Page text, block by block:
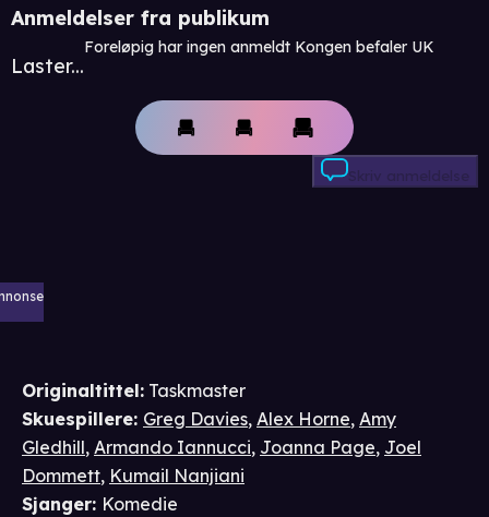
Anmeldelser fra publikum
Laster...
Foreløpig har ingen anmeldt Kongen befaler UK
Skriv anmeldelse
Originaltittel: Taskmaster
Skuespillere: Greg Davies, Alex Horne, Amy
Gledhill, Armando Iannucci, Joanna Page, Joel
Dommett, Kumail Nanjiani
Sjanger: Komedie